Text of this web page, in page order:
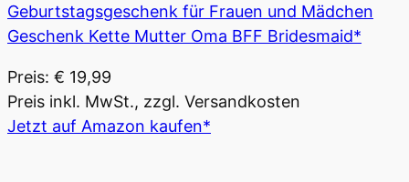
Geburtstagsgeschenk für Frauen und Mädchen
Geschenk Kette Mutter Oma BFF Bridesmaid*
Preis: € 19,99
Preis inkl. MwSt., zzgl. Versandkosten
Jetzt auf Amazon kaufen*